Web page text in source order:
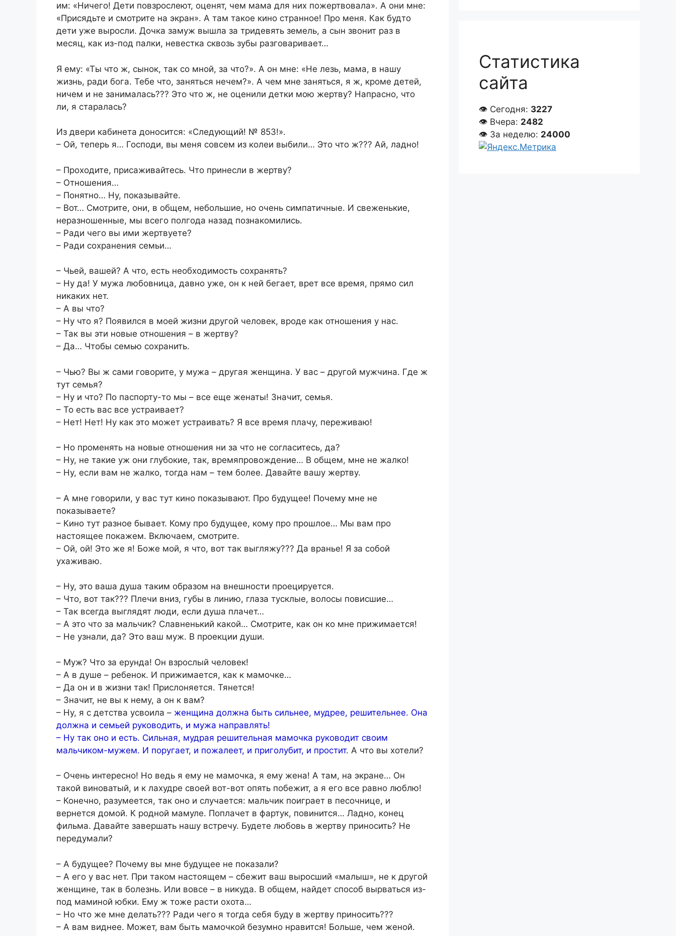
им: «Ничего! Дети повзрослеют, оценят, чем мама для них пожертвовала». А они мне:
«Присядьте и смотрите на экран». А там такое кино странное! Про меня. Как будто
дети уже выросли. Дочка замуж вышла за тридевять земель, а сын звонит раз в
месяц, как из-под палки, невестка сквозь зубы разговаривает…
Я ему: «Ты что ж, сынок, так со мной, за что?». А он мне: «Не лезь, мама, в нашу
жизнь, ради бога. Тебе что, заняться нечем?». А чем мне заняться, я ж, кроме детей,
ничем и не занималась??? Это что ж, не оценили детки мою жертву? Напрасно, что
ли, я старалась?
Из двери кабинета доносится: «Следующий! № 853!».
– Ой, теперь я… Господи, вы меня совсем из колеи выбили… Это что ж??? Ай, ладно!
– Проходите, присаживайтесь. Что принесли в жертву?
– Отношения…
– Понятно… Ну, показывайте.
– Вот… Смотрите, они, в общем, небольшие, но очень симпатичные. И свеженькие,
неразношенные, мы всего полгода назад познакомились.
– Ради чего вы ими жертвуете?
– Ради сохранения семьи…
– Чьей, вашей? А что, есть необходимость сохранять?
– Ну да! У мужа любовница, давно уже, он к ней бегает, врет все время, прямо сил
никаких нет.
– А вы что?
– Ну что я? Появился в моей жизни другой человек, вроде как отношения у нас.
– Так вы эти новые отношения – в жертву?
– Да… Чтобы семью сохранить.
– Чью? Вы ж сами говорите, у мужа – другая женщина. У вас – другой мужчина. Где ж
тут семья?
– Ну и что? По паспорту-то мы – все еще женаты! Значит, семья.
– То есть вас все устраивает?
– Нет! Нет! Ну как это может устраивать? Я все время плачу, переживаю!
– Но променять на новые отношения ни за что не согласитесь, да?
– Ну, не такие уж они глубокие, так, времяпровождение… В общем, мне не жалко!
– Ну, если вам не жалко, тогда нам – тем более. Давайте вашу жертву.
– А мне говорили, у вас тут кино показывают. Про будущее! Почему мне не
показываете?
– Кино тут разное бывает. Кому про будущее, кому про прошлое… Мы вам про
настоящее покажем. Включаем, смотрите.
– Ой, ой! Это же я! Боже мой, я что, вот так выгляжу??? Да вранье! Я за собой
ухаживаю.
– Ну, это ваша душа таким образом на внешности проецируется.
– Что, вот так??? Плечи вниз, губы в линию, глаза тусклые, волосы повисшие…
– Так всегда выглядят люди, если душа плачет…
– А это что за мальчик? Славненький какой… Смотрите, как он ко мне прижимается!
– Не узнали, да? Это ваш муж. В проекции души.
– Муж? Что за ерунда! Он взрослый человек!
– А в душе – ребенок. И прижимается, как к мамочке…
– Да он и в жизни так! Прислоняется. Тянется!
– Значит, не вы к нему, а он к вам?
– Ну, я с детства усвоила – женщина должна быть сильнее, мудрее, решительнее. Она
должна и семьей руководить, и мужа направлять!
– Ну так оно и есть. Сильная, мудрая решительная мамочка руководит своим
мальчиком-мужем. И поругает, и пожалеет, и приголубит, и простит. А что вы хотели?
– Очень интересно! Но ведь я ему не мамочка, я ему жена! А там, на экране… Он
такой виноватый, и к лахудре своей вот-вот опять побежит, а я его все равно люблю!
– Конечно, разумеется, так оно и случается: мальчик поиграет в песочнице, и
вернется домой. К родной мамуле. Поплачет в фартук, повинится… Ладно, конец
фильма. Давайте завершать нашу встречу. Будете любовь в жертву приносить? Не
передумали?
– А будущее? Почему вы мне будущее не показали?
– А его у вас нет. При таком настоящем – сбежит ваш выросший «малыш», не к другой
женщине, так в болезнь. Или вовсе – в никуда. В общем, найдет способ вырваться из-
под маминой юбки. Ему ж тоже расти охота…
– Но что же мне делать??? Ради чего я тогда себя буду в жертву приносить???
– А вам виднее. Может, вам быть мамочкой безумно нравится! Больше, чем женой.
Статистика
сайта
👁 Сегодня: 3227
👁 Вчера: 2482
👁 За неделю: 24000